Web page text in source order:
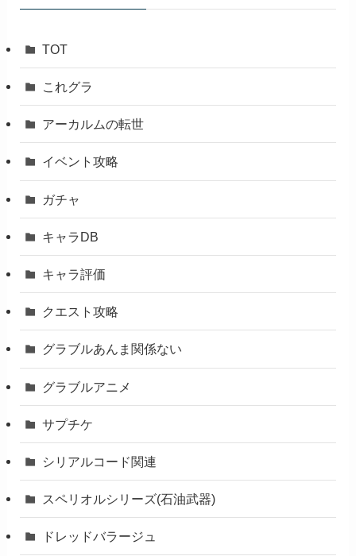
TOT
これグラ
アーカルムの転世
イベント攻略
ガチャ
キャラDB
キャラ評価
クエスト攻略
グラブルあんま関係ない
グラブルアニメ
サプチケ
シリアルコード関連
スペリオルシリーズ(石油武器)
ドレッドバラージュ